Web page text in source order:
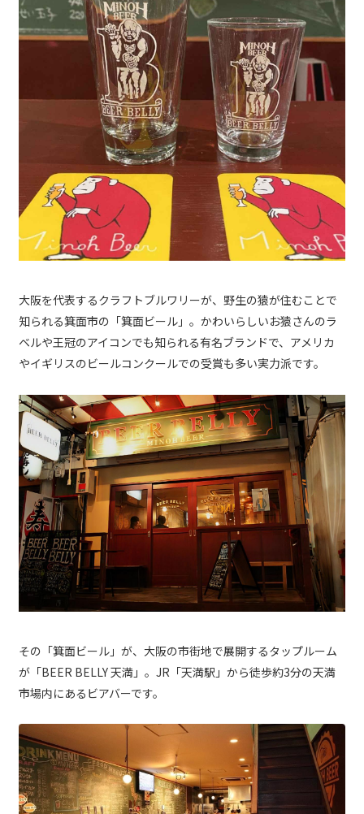
大阪を代表するクラフトブルワリーが、野生の猿が住むことで
知られる箕面市の「箕面ビール」。かわいらしいお猿さんのラ
ベルや王冠のアイコンでも知られる有名ブランドで、アメリカ
やイギリスのビールコンクールでの受賞も多い実力派です。
その「箕面ビール」が、大阪の市街地で展開するタップルーム
が「BEER BELLY 天満」。JR「天満駅」から徒歩約3分の天満
市場内にあるビアバーです。